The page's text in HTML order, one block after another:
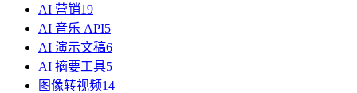
AI 营销19
AI 音乐 API5
AI 演示文稿6
AI 摘要工具5
图像转视频14